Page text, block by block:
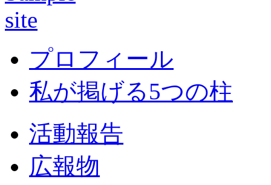
プロフィール
私が掲げる5つの柱
活動報告
広報物